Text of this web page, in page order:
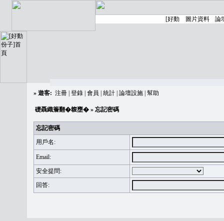
» 遊客: 注冊 登錄 會員 統計 論壇設施 幫助
礎聶織簷翻�䪖壅� » 忘記密碼
忘記密碼
用戶名:
Email:
安全提問:
回答: